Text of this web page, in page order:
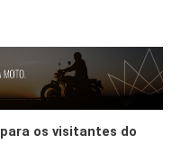
para os visitantes do